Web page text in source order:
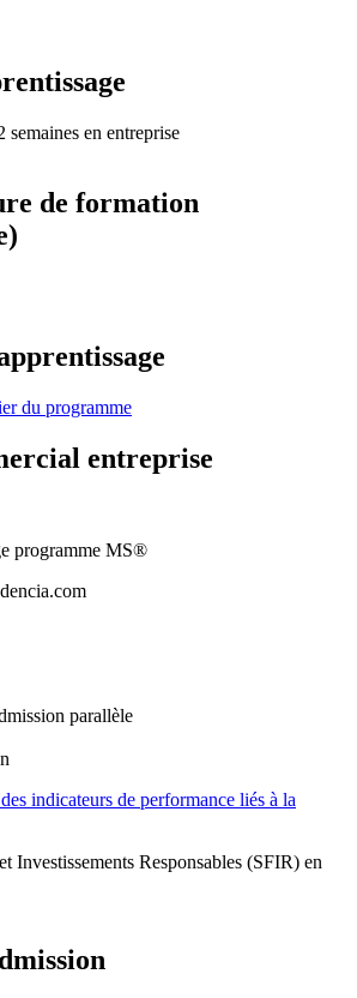
semaines en entreprise
de formation
du programme
entreprise
programme MS®
parallèle
indicateurs de performance liés à la
Investissements Responsables (SFIR) en